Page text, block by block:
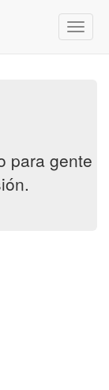
Menú
de
para gente
.